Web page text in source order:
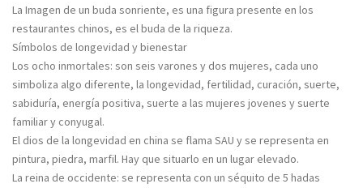
La Imagen de un buda sonriente, es una figura presente en los
restaurantes chinos, es el buda de la riqueza.
Símbolos de longevidad y bienestar
Los ocho inmortales: son seis varones y dos mujeres, cada uno
simboliza algo diferente, la longevidad, fertilidad, curación, suerte,
sabiduría, energía positiva, suerte a las mujeres jovenes y suerte
familiar y conyugal.
El dios de la longevidad en china se flama SAU y se representa en
pintura, piedra, marfil. Hay que situarlo en un lugar elevado.
La reina de occidente: se representa con un séquito de 5 hadas